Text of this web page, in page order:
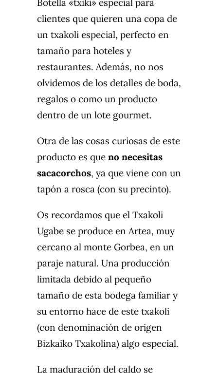
Botella «txiki» especial para
clientes que quieren una copa de
un txakoli especial, perfecto en
tamaño para hoteles y
restaurantes. Además, no nos
olvidemos de los detalles de boda,
regalos o como un producto
dentro de un lote gourmet.
Otra de las cosas curiosas de este
producto es que no necesitas
sacacorchos, ya que viene con un
tapón a rosca (con su precinto).
Os recordamos que el Txakoli
Ugabe se produce en Artea, muy
cercano al monte Gorbea, en un
paraje natural. Una producción
limitada debido al pequeño
tamaño de esta bodega familiar y
su entorno hace de este txakoli
(con denominación de origen
Bizkaiko Txakolina) algo especial.
La maduración del caldo se